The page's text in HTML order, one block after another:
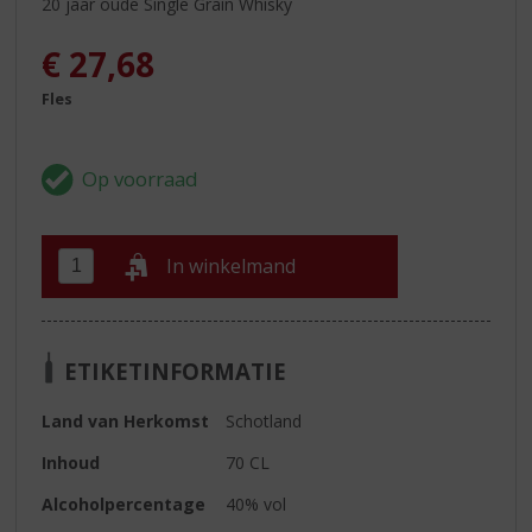
€ 27,68
Fles
In winkelmand
ETIKETINFORMATIE
Land van Herkomst
Schotland
Inhoud
70 CL
Alcoholpercentage
40% vol